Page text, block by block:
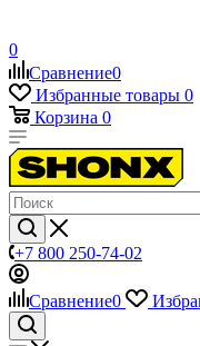
0
Сравнение0
Избранные товары 0
Корзина 0
+7 800 250-74-02
Сравнение0